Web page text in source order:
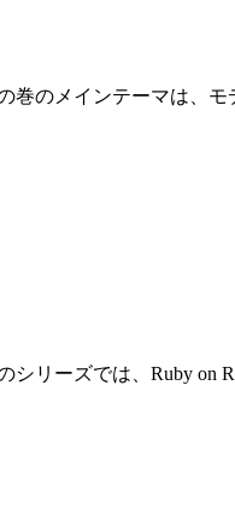
巻のメインテーマは、
シリーズでは、Ruby